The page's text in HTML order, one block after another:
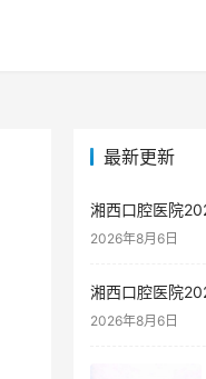
最新更新
湘西口腔医院
2026年8月6日
湘西口腔医院
2026年8月6日